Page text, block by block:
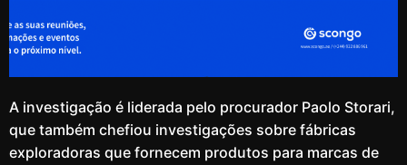
A investigação é liderada pelo procurador Paolo Storari,
que também chefiou investigações sobre fábricas
exploradoras que fornecem produtos para marcas de